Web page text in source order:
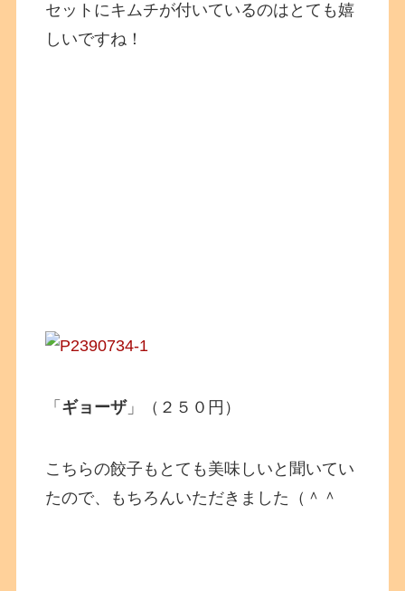
セットにキムチが付いているのはとても嬉
しいですね！
「 ギョーザ」（２５０円）
こちらの餃子もとても美味しいと聞いてい
たので、もちろんいただきました（＾＾